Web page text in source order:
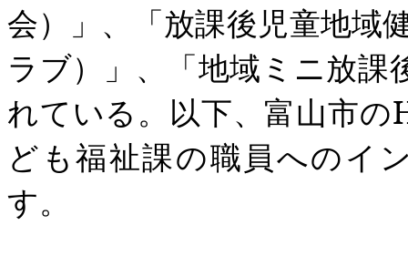
会）」、「放課後児童地域
ラブ）」、「地域ミニ放課
れている。以下、富山市の
ども福祉課の職員へのイ
す。